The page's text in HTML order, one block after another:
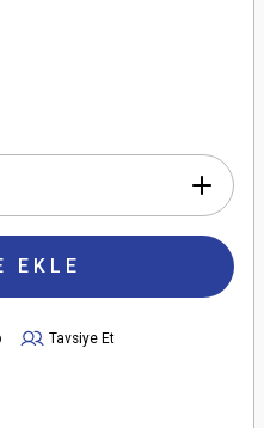
EKLE
Tavsiye Et